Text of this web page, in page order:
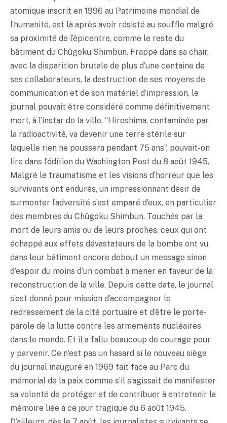
atomique inscrit en 1996 au Patrimoine mondial de
l’humanité, est là après avoir résisté au souffle malgré
sa proximité de l’épicentre, comme le reste du
bâtiment du Chûgoku Shimbun. Frappé dans sa chair,
avec la disparition brutale de plus d’une centaine de
ses collaborateurs, la destruction de ses moyens de
communication et de son matériel d’impression, le
journal pouvait être considéré comme définitivement
mort, à l’instar de la ville. “Hiroshima, contaminée par
la radioactivité, va devenir une terre stérile sur
laquelle rien ne poussera pendant 75 ans”, pouvait-on
lire dans l’édition du Washington Post du 8 août 1945.
Malgré le traumatisme et les visions d’horreur que les
survivants ont endurés, un impressionnant désir de
surmonter l’adversité s’est emparé d’eux, en particulier
des membres du Chûgoku Shimbun. Touchés par la
mort de leurs amis ou de leurs proches, ceux qui ont
échappé aux effets dévastateurs de la bombe ont vu
dans leur bâtiment encore debout un message sinon
d’espoir du moins d’un combat à mener en faveur de la
reconstruction de la ville. Depuis cette date, le journal
s’est donné pour mission d’accompagner le
redressement de la cité portuaire et d’être le porte-
parole de la lutte contre les armements nucléaires
dans le monde. Et il a fallu beaucoup de courage pour
y parvenir. Ce n’est pas un hasard si le nouveau siège
du journal inauguré en 1969 fait face au Parc du
mémorial de la paix comme s’il s’agissait de manifester
sa volonté de protéger et de contribuer à entretenir la
mémoire liée à ce jour tragique du 6 août 1945.